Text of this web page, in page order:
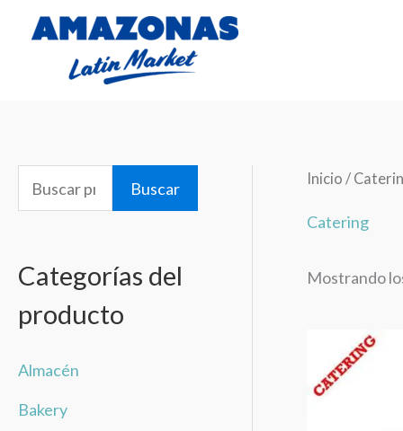
contenido
u
c
a
p
o
Buscar
Categorías del
producto
Almacén
Bakery
Inicio /
Catering
Mostrando